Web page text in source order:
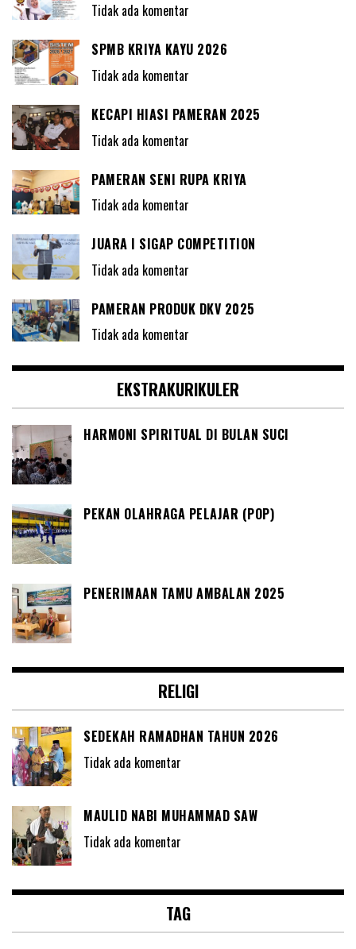
Tidak ada komentar
SPMB KRIYA KAYU 2026
Tidak ada komentar
KECAPI HIASI PAMERAN 2025
Tidak ada komentar
PAMERAN SENI RUPA KRIYA
Tidak ada komentar
JUARA I SIGAP COMPETITION
Tidak ada komentar
PAMERAN PRODUK DKV 2025
Tidak ada komentar
EKSTRAKURIKULER
HARMONI SPIRITUAL DI BULAN SUCI
PEKAN OLAHRAGA PELAJAR (POP)
PENERIMAAN TAMU AMBALAN 2025
RELIGI
SEDEKAH RAMADHAN TAHUN 2026
Tidak ada komentar
MAULID NABI MUHAMMAD SAW
Tidak ada komentar
TAG